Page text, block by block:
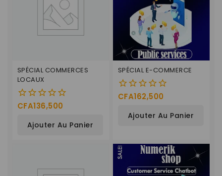
SPÉCIAL COMMERCES
LOCAUX
0
CFA136,500
Ajouter Au Panier
SPÉCIAL E-COMMERCE
0
CFA162,500
Ajouter Au Panier